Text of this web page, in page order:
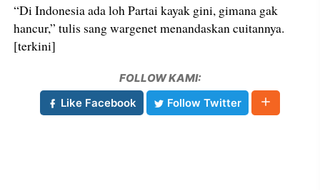
“Di Indonesia ada loh Partai kayak gini, gimana gak
hancur,” tulis sang wargenet menandaskan cuitannya.
[terkini]
FOLLOW KAMI:
Like Facebook
Follow Twitter